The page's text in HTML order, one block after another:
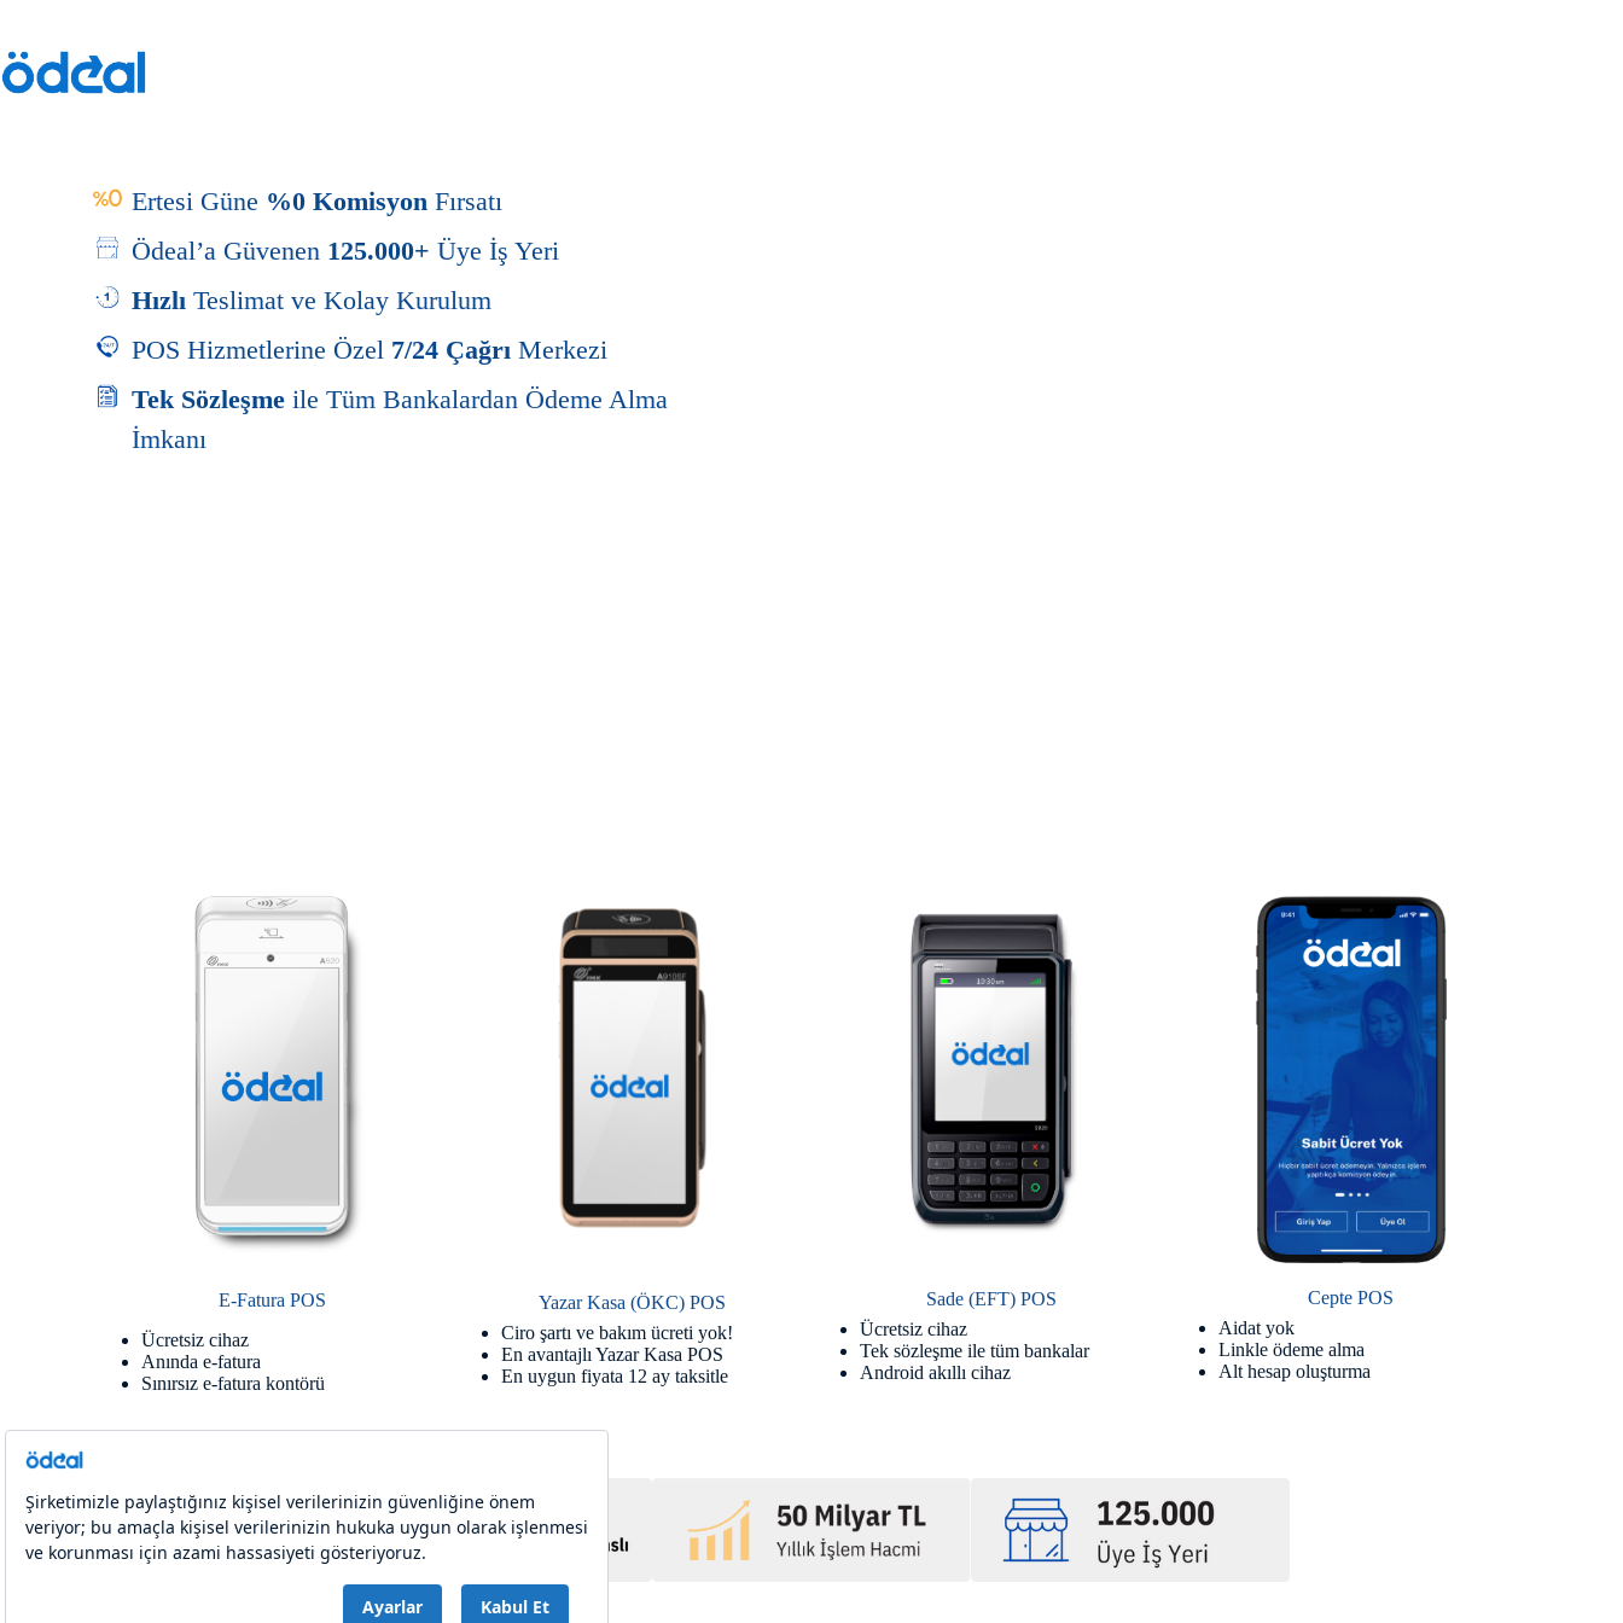
Ertesi Güne %0 Komisyon Fırsatı
Ödeal’a Güvenen 125.000+ Üye İş Yeri
Hızlı Teslimat ve Kolay Kurulum
POS Hizmetlerine Özel 7/24 ÇağrıMerkezi
Tek Sözleşme ile Tüm Bankalardan Ödeme Alma
İmkanı
E-Fatura POS
Ücretsiz cihaz
Anında e-fatura
Sınırsız e-fatura kontörü
Yazar Kasa (ÖKC) POS
Ciro şartı ve bakım ücreti yok!
En avantajlı Yazar Kasa POS
En uygun fiyata 12 ay taksitle
Sade (EFT) POS
Ücretsiz cihaz
Tek sözleşme ile tüm bankalar
Android akıllı cihaz
Cepte POS
Aidat yok
Linkle ödeme alma
Alt hesap oluşturma